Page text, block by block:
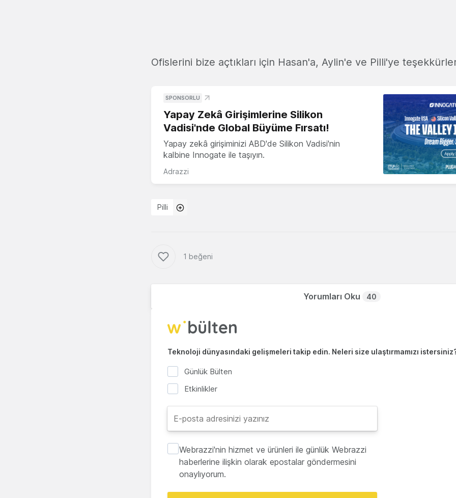
Ofislerini bize açtıkları için Hasan'a, Aylin'e ve Pilli'ye
SPONSORLU
Yapay Zekâ Girişimlerine Silikon
Vadisi'nde Global Büyüme Fırsatı!
Yapay zekâ girişiminizi ABD'de Silikon Vadisi'nin
kalbine Innogate ile taşıyın.
Adrazzi
Pilli
1 beğeni
Yorumları Oku 40
Teknoloji dünyasındaki gelişmeleri takip edin. Neleri size ulaştırmamızı
Günlük Bülten
Etkinlikler
Webrazzi'nin hizmet ve ürünleri ile günlük Webrazzi
haberlerine ilişkin olarak epostalar göndermesini
onaylıyorum.